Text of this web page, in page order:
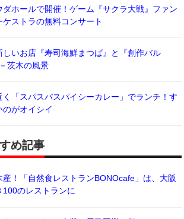
ダホールで開催！ゲーム『サクラ大戦』ファン
ケストラの無料コンサート
しいお店『寿司海鮮まつば』と『創作バル
茨木の風景
く「スパスパスパイシーカレー」でランチ！す
のがオイシイ
め記事
産！「自然食レストランBONOcafe」は、大阪
100のレストランに